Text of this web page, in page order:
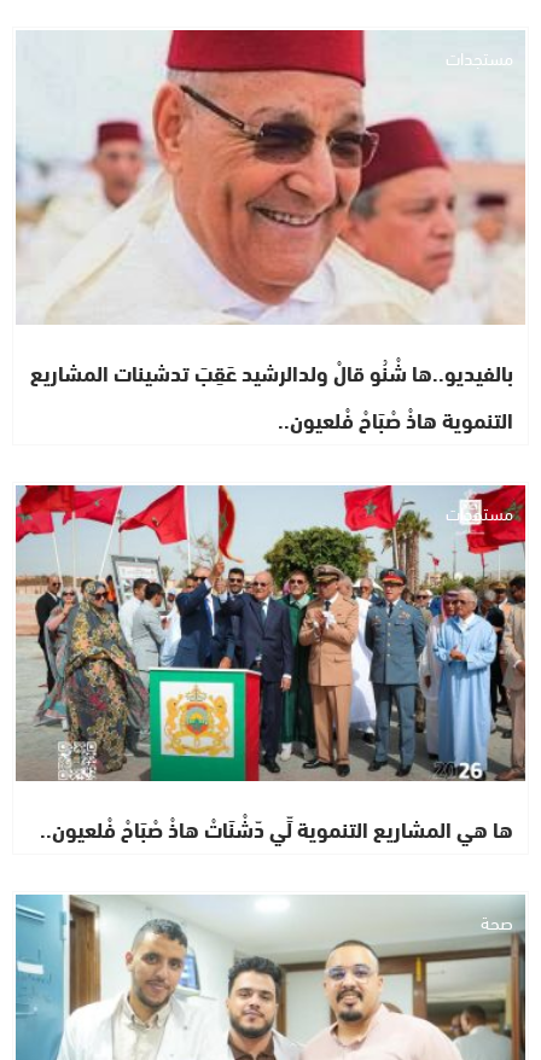
مستجدات
بالفيديو..ها شْنُو قالْ ولدالرشيد عَقِبَ تدشينات المشاريع
التنموية هاذْ صْبَاحْ فْلعيون..
مستجدات
ها هي المشاريع التنموية لِّي دّشْنَاتْ هاذْ صْبَاحْ فْلعيون..
صحة